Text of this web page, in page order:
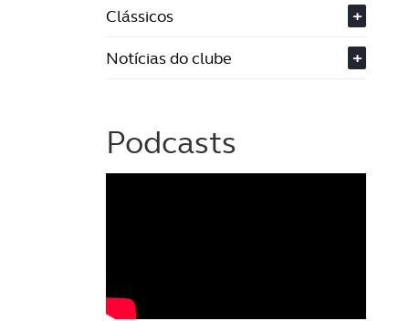
Clássicos
+
Notícias do clube
+
Podcasts